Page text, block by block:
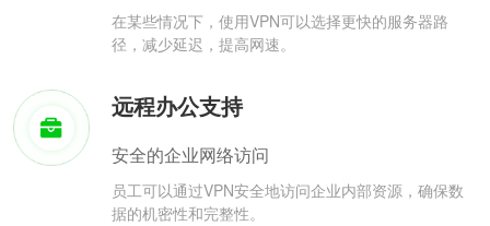
在某些情况下，使用VPN可以选择更快的服务器路
径，减少延迟，提高网速。
远程办公支持
安全的企业网络访问
员工可以通过VPN安全地访问企业内部资源，确保数
据的机密性和完整性。